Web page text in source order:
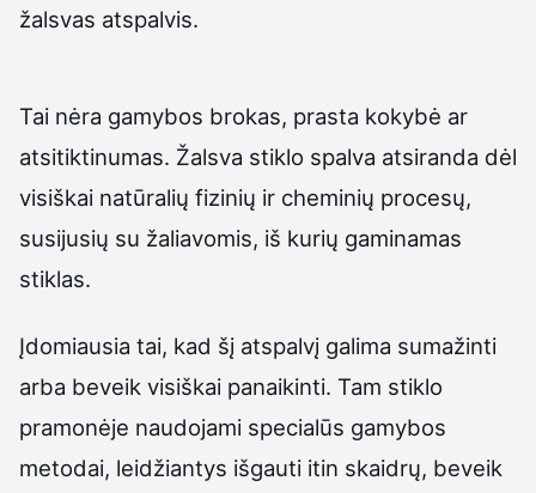
žalsvas atspalvis.
Tai nėra gamybos brokas, prasta kokybė ar
atsitiktinumas. Žalsva stiklo spalva atsiranda dėl
visiškai natūralių fizinių ir cheminių procesų,
susijusių su žaliavomis, iš kurių gaminamas
stiklas.
Įdomiausia tai, kad šį atspalvį galima sumažinti
arba beveik visiškai panaikinti. Tam stiklo
pramonėje naudojami specialūs gamybos
metodai, leidžiantys išgauti itin skaidrų, beveik